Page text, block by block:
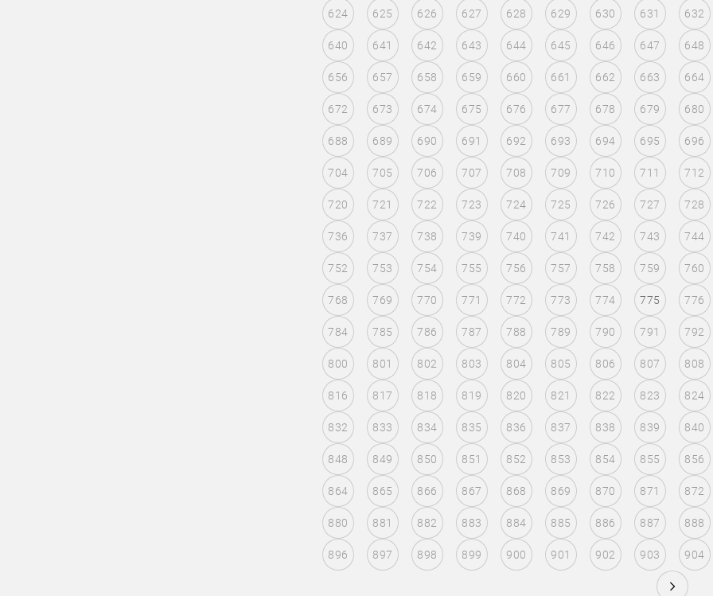
624 625 626 627 628 629 630 631 632
640 641 642 643 644 645 646 647 648
656 657 658 659 660 661 662 663 664
672 673 674 675 676 677 678 679 680
688 689 690 691 692 693 694 695 696
704 705 706 707 708 709 710 711 712
720 721 722 723 724 725 726 727 728
736 737 738 739 740 741 742 743 744
752 753 754 755 756 757 758 759 760
768 769 770 771 772 773 774 775 776
784 785 786 787 788 789 790 791 792
800 801 802 803 804 805 806 807 808
816 817 818 819 820 821 822 823 824
832 833 834 835 836 837 838 839 840
848 849 850 851 852 853 854 855 856
864 865 866 867 868 869 870 871 872
880 881 882 883 884 885 886 887 888
896 897 898 899 900 901 902 903 904